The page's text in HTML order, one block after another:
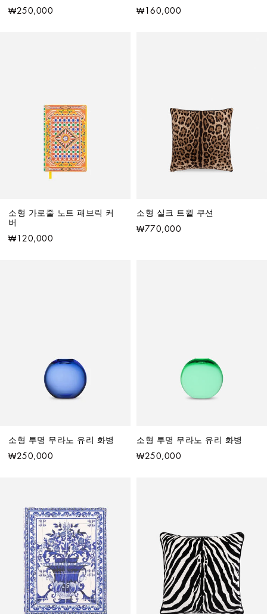
₩250,000
₩160,000
소형 가로줄 노트 패브릭 커
버
₩120,000
소형 실크 트윌 쿠션
₩770,000
소형 투명 무라노 유리 화병
₩250,000
소형 투명 무라노 유리 화병
₩250,000